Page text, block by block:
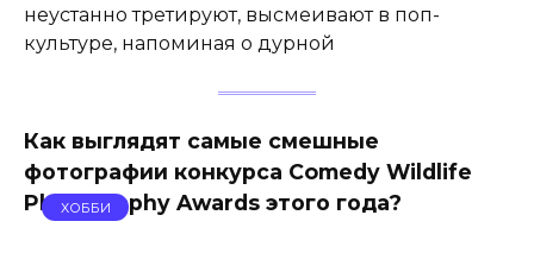
неустанно третируют, высмеивают в поп-
культуре, напоминая о дурной
Как выглядят самые смешные
фотографии конкурса Comedy Wildlife
Photography Awards этого года?
ХОББИ